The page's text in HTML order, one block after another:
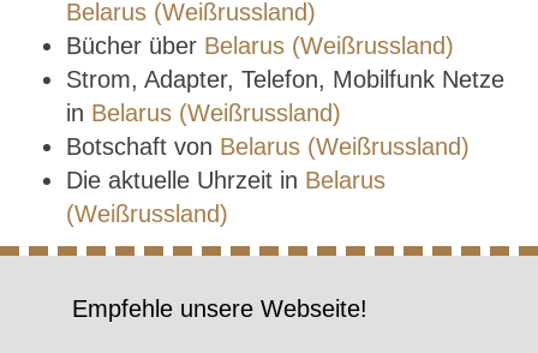
Belarus (Weißrussland)
Bücher über Belarus (Weißrussland)
Strom, Adapter, Telefon, Mobilfunk Netze
in Belarus (Weißrussland)
Botschaft von Belarus (Weißrussland)
Die aktuelle Uhrzeit in Belarus
(Weißrussland)
Empfehle unsere Webseite!